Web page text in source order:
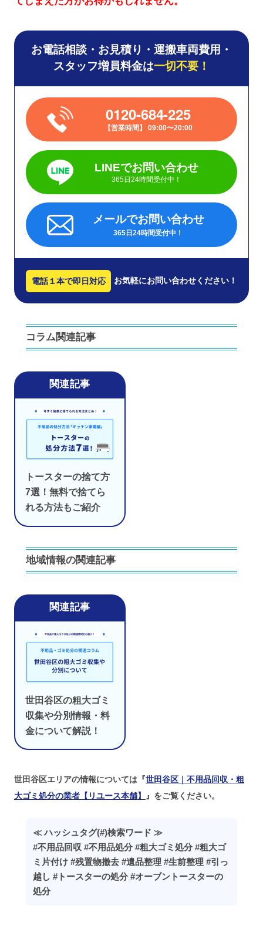
お電話相談・お見積り・運搬車両費用・
スタッフ増員料金は一切不要！
0120-684-225
営業時間 09:00〜20:00
LINEでお問い合わせ
365日24時間受付中！
メールでお問い合わせ
365日24時間受付中！
電話１本で即日対応 お気軽にお問い合わせください！
コラム関連記事
トースターの捨て方
7選！無料で捨てら
れる方法もご紹介
地域情報の関連記事
世田谷区の粗大ゴミ
収集や分別情報・料
金について解説！
世田谷区エリアの情報については『世田谷区｜不用品回収・粗
大ゴミ処分の業者【リユース本舗】
』をご覧ください。
≪ ハッシュタグ(#)検索ワード ≫
#不用品回収 #不用品処分 #粗大ゴミ処分 #粗大ゴ
ミ片付け #残置物撤去 #遺品整理 #生前整理 #引っ
越し #トースターの処分 #オーブントースターの
処分